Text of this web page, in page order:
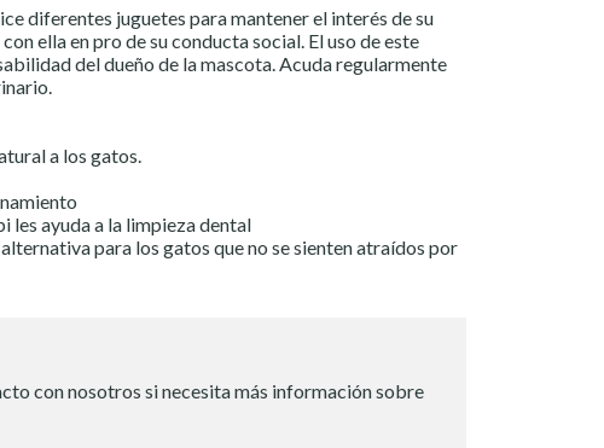
diferentes juguetes para mantener el interés de su
ella en pro de su conducta social. El uso de este
del dueño de la mascota. Acuda regularmente
a los gatos.
les ayuda a la limpieza dental
para los gatos que no se sienten atraídos por
con nosotros si necesita más información sobre